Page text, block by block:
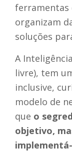
ferramentas
organizam
soluções
A
livre), tem
inclusive,
modelo de
que o
objetivo,